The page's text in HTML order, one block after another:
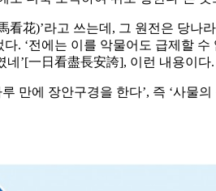
看花)’라고 쓰는데, 그 원전은 당
. ‘전에는 이를 악물어도 급제할
’[一日看盡長安誇], 이런 내용이다.
만에 장안구경을 한다’, 즉 ‘사